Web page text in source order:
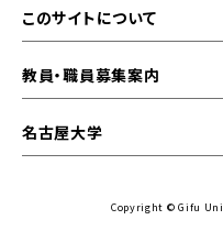
このサイトについて
教員・職員募集案内
名古屋大学
Copyright © Gifu